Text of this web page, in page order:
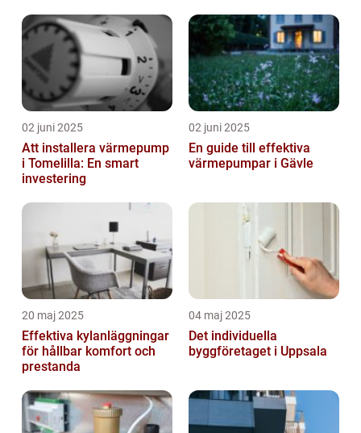
02 juni 2025
Att installera värmepump
i Tomelilla: En smart
investering
02 juni 2025
En guide till effektiva
värmepumpar i Gävle
20 maj 2025
Effektiva kylanläggningar
för hållbar komfort och
prestanda
04 maj 2025
Det individuella
byggföretaget i Uppsala